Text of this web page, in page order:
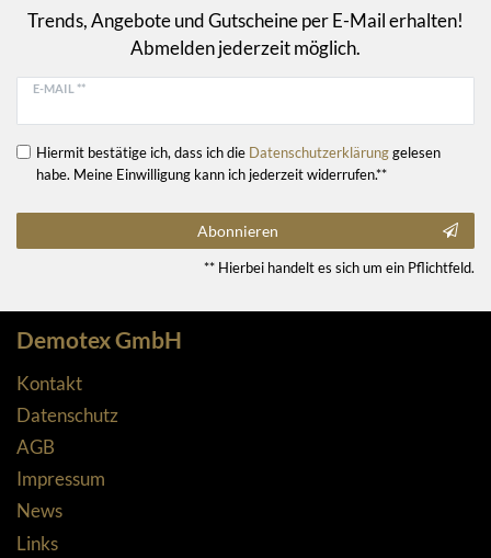
Trends, Angebote und Gutscheine per E-Mail erhalten!
Abmelden jederzeit möglich.
E-MAIL **
Hiermit bestätige ich, dass ich die Daten­schutz­erklärunggelesen
habe. Meine Einwilligung kann ich jederzeit widerrufen.**
Abonnieren
** Hierbei handelt es sich um ein Pflichtfeld.
Demotex GmbH
Kontakt
Datenschutz
AGB
Impressum
News
Links